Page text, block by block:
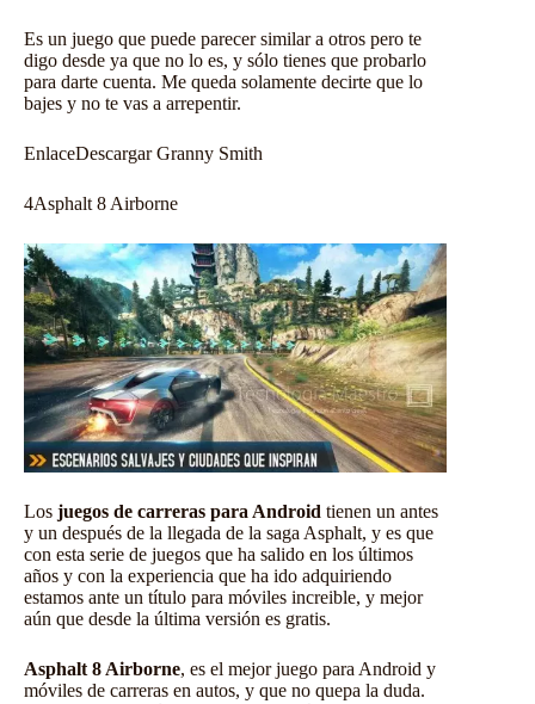
Es un juego que puede parecer similar a otros pero te
digo desde ya que no lo es, y sólo tienes que probarlo
para darte cuenta. Me queda solamente decirte que lo
bajes y no te vas a arrepentir.
EnlaceDescargar Granny Smith
4Asphalt 8 Airborne
Los juegos de carreras para Android tienen un antes
y un después de la llegada de la saga Asphalt, y es que
con esta serie de juegos que ha salido en los últimos
años y con la experiencia que ha ido adquiriendo
estamos ante un título para móviles increible, y mejor
aún que desde la última versión es gratis.
Asphalt 8 Airborne, es el mejor juego para Android y
móviles de carreras en autos, y que no quepa la duda.